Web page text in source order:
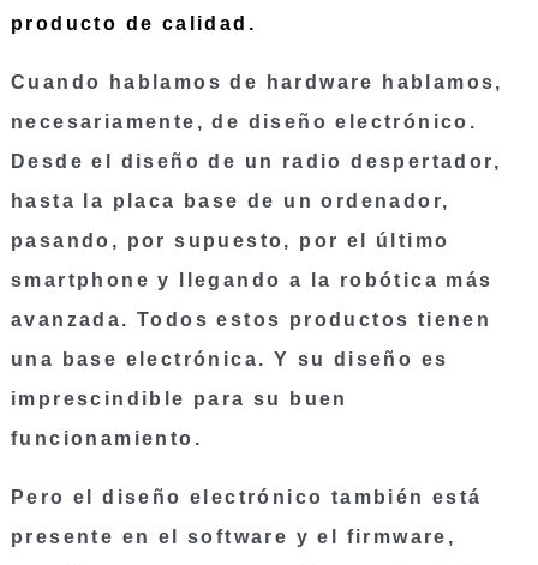
producto de calidad.
Cuando hablamos de hardware
hablamos,
necesariamente, de diseño electrónico.
Desde el diseño de un radio despertador,
hasta la placa base de un ordenador,
pasando, por supuesto, por el último
smartphone y llegando a la robótica más
avanzada. Todos estos productos tienen
una base electrónica. Y su diseño es
imprescindible para su buen
funcionamiento.
Pero el diseño electrónico también está
presente en el software y el firmware,